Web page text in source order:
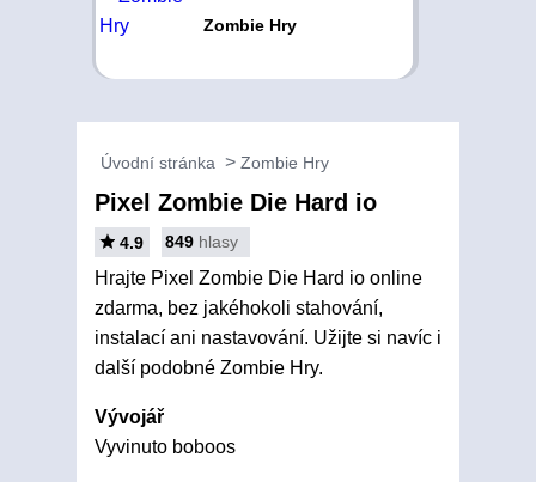
Zombie Hry
Úvodní stránka Zombie Hry
Pixel Zombie Die Hard io
4.9 849 hlasy
Hrajte Pixel Zombie Die Hard io online
zdarma, bez jakéhokoli stahování,
instalací ani nastavování. Užijte si navíc i
další podobné Zombie Hry.
Vývojář
Vyvinuto boboos